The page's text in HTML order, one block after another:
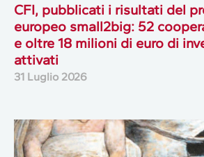
CFI, pubblicati i risultati del
europeo small2big: 52
e oltre 18 milioni di euro di
attivati
31 Luglio 2026